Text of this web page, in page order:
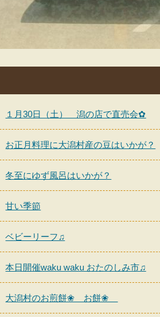
１月30日（土） 潟の店で直売会✿
お正月料理に大潟村産の豆はいかが？
冬至にゆず風呂はいかが？
甘い季節
ベビーリーフ♫
本日開催waku waku おたのしみ市♫
大潟村のお煎餅❀ お餅❀